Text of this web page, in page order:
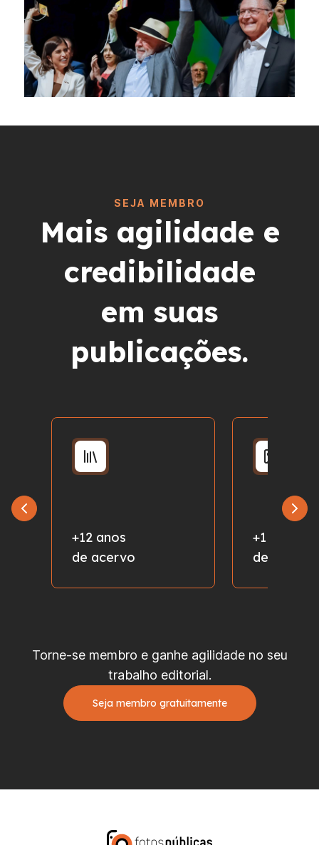
SEJA MEMBRO
Mais agilidade e
credibilidade
em suas
publicações.
+12 anos
de acervo
+1 milhão
de fotos
Torne-se membro e ganhe agilidade no seu
trabalho editorial.
Seja membro gratuitamente